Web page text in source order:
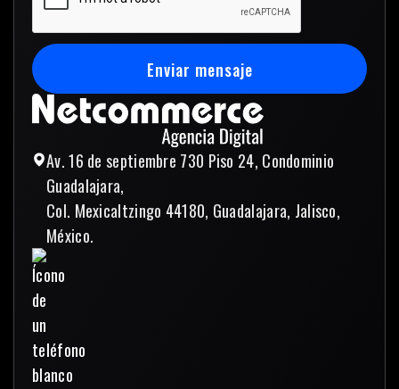
Av. 16 de septiembre 730 Piso 24, Condominio
Guadalajara,
Col. Mexicaltzingo 44180, Guadalajara, Jalisco,
México.
Enviar mensaje
Enviar mensaje